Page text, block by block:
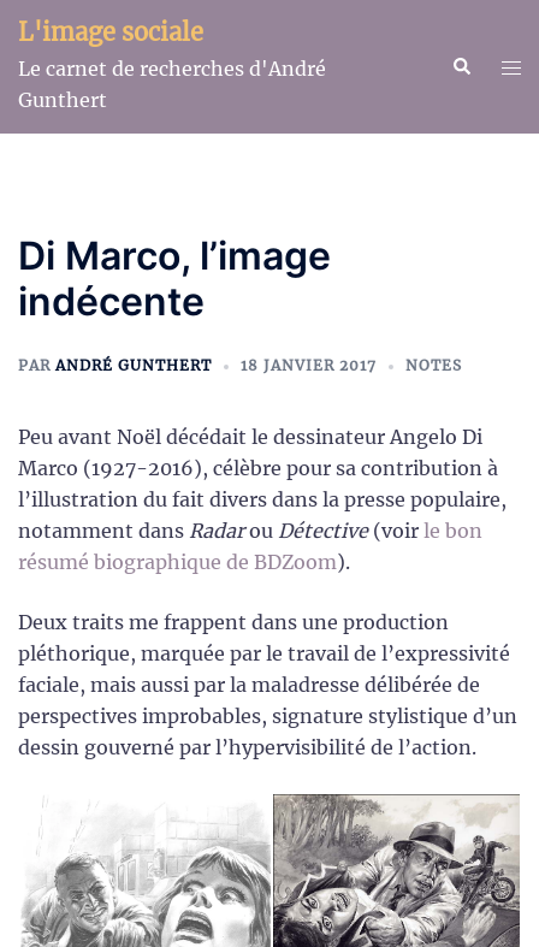
Aller
au
contenu
L'image sociale
Le carnet de recherches d'André
Gunthert
Di Marco, l’image
indécente
PARANDRÉ GUNTHERT 18 JANVIER 2017 NOTES
Peu avant Noël décédait le dessinateur Angelo Di
Marco (1927-2016), célèbre pour sa contribution à
l’illustration du fait divers dans la presse populaire,
notamment dans Radarou Détective(voir le bon
résumé biographique de BDZoom).
Deux traits me frappent dans une production
pléthorique, marquée par le travail de l’expressivité
faciale, mais aussi par la maladresse délibérée de
perspectives improbables, signature stylistique d’un
dessin gouverné par l’hypervisibilité de l’action.